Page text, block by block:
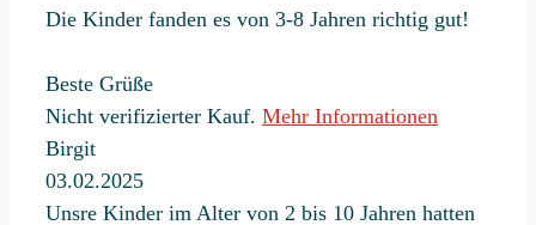
Die Kinder fanden es von 3-8 Jahren richtig gut!
Beste Grüße
Nicht verifizierter Kauf. Mehr Informationen
Birgit
03.02.2025
Unsre Kinder im Alter von 2 bis 10 Jahren hatten